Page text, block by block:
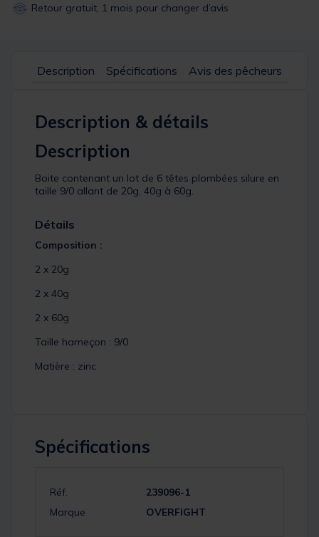
Retour gratuit, 1 mois pour changer d’avis
Description Spécifications Avis des pêcheurs
Description & détails
Description
Boite contenant un lot de 6 têtes plombées silure en
taille 9/0 allant de 20g, 40g à 60g.
Détails
Composition :
2 x 20g
2 x 40g
2 x 60g
Taille hameçon : 9/0
Matière : zinc
Spécifications
Réf.
239096-1
Marque
OVERFIGHT